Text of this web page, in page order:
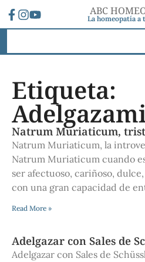
ABC
La homeopatía a
Etiqueta:
Natrum Muriaticum,
Natrum Muriaticum, la
Natrum Muriaticum cuando
ser afectuoso, cariñoso,
con una gran capacidad de
Read More »
Adelgazar con Sales de
Adelgazar con Sales de